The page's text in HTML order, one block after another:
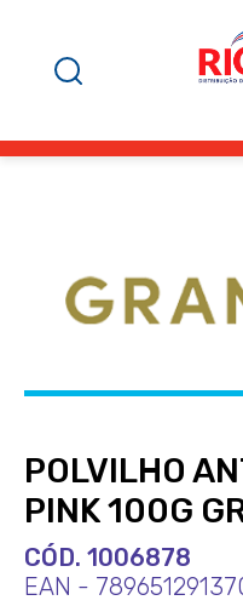
POLVILHO
PINK 100G
CÓD. 1006878
EAN -